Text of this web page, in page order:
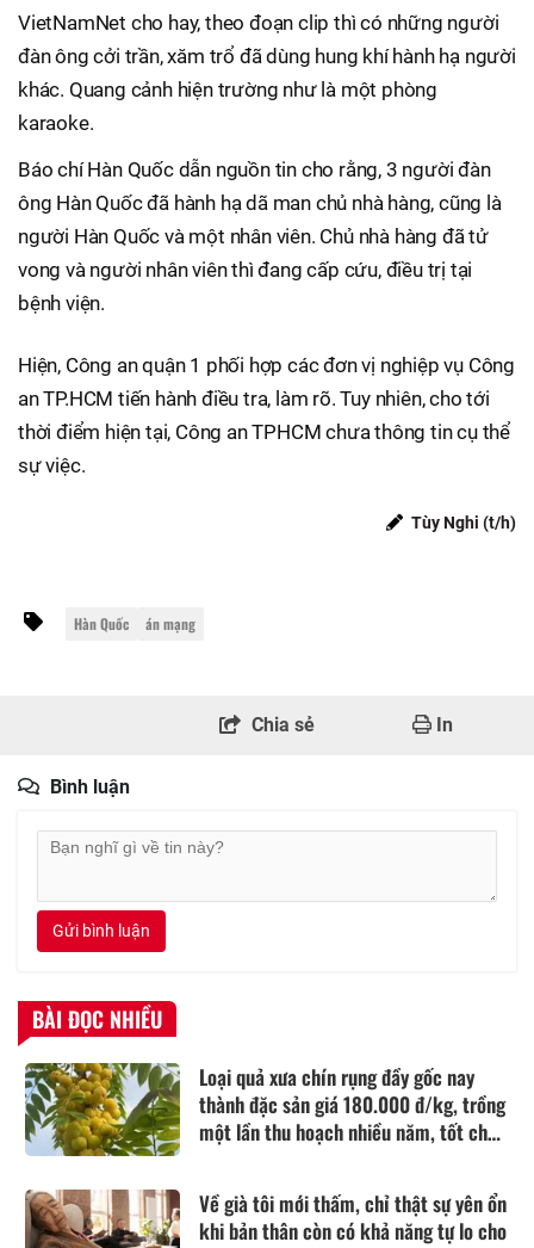
VietNamNet cho hay, theo đoạn clip thì có những người
đàn ông cởi trần, xăm trổ đã dùng hung khí hành hạ người
khác. Quang cảnh hiện trường như là một phòng
karaoke.
Báo chí Hàn Quốc dẫn nguồn tin cho rằng, 3 người đàn
ông Hàn Quốc đã hành hạ dã man chủ nhà hàng, cũng là
người Hàn Quốc và một nhân viên. Chủ nhà hàng đã tử
vong và người nhân viên thì đang cấp cứu, điều trị tại
bệnh viện.
Hiện, Công an quận 1 phối hợp các đơn vị nghiệp vụ Công
an TP.HCM tiến hành điều tra, làm rõ. Tuy nhiên, cho tới
thời điểm hiện tại, Công an TPHCM chưa thông tin cụ thể
sự việc.
Tùy Nghi (t/h)
Hàn Quốc án mạng
Chia sẻ In
Bình luận
Gửi bình luận
BÀI ĐỌC NHIỀU
Loại quả xưa chín rụng đầy gốc nay
thành đặc sản giá 180.000 đ/kg, trồng
một lần thu hoạch nhiều năm, tốt cho
Về già tôi mới thấm, chỉ thật sự yên ổn
khi bản thân còn có khả năng tự lo cho